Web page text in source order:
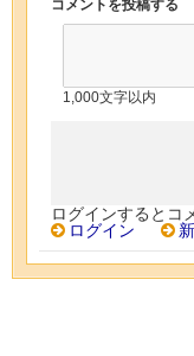
コメントを投稿する
1,000文字以内
ログインするとコ
ログイン